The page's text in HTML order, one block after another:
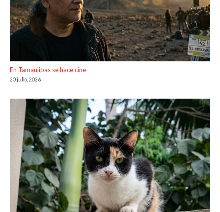
En Tamaulipas se hace cine
20 julio, 2026